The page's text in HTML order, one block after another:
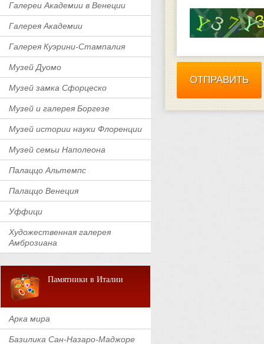
Галереи Академии в Венеции
Галерея Академии
Галерея Куэрини-Стампалия
Музей Дуомо
Музей замка Сфорцеско
Музей и галерея Боргезе
Музей истории науки Флоренции
Музей семьи Наполеона
Палаццо Альтемпс
Палаццо Венеция
Уффици
Художественная галерея
Амброзиана
Памятники в Италии
Арка мира
Базилика Сан-Назаро-Маджоре